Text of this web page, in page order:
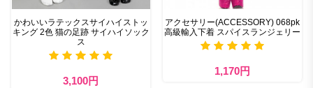
かわいいラテックスサイハイストッ
キング 2色 猫の足跡 サイハイソック
ス
3,100円
アクセサリー(ACCESSORY) 068pk
高級輸入下着 スパイスランジェリー
1,170円